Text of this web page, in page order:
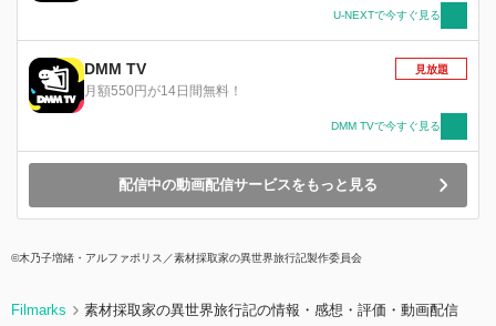
U-NEXTで今すぐ見る
DMM TV
月額550円が14日間無料！
見放題
DMM TVで今すぐ見る
配信中の動画配信サービスをもっと見る
©木乃子増緒・アルファポリス／素材採取家の異世界旅行記製作委員会
Filmarks 素材採取家の異世界旅行記の情報・感想・評価・動画配信